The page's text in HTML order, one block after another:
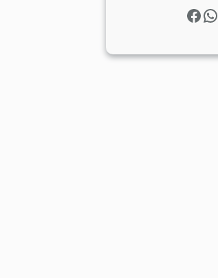
WhatsApp
Facebook